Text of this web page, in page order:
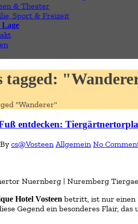
& Theater
Sport & Freizeit
tagged:
"Wanderer"
entdecken:
By cs@Vosteen Allgemein No
Nuernberg | Nuremberg
Hotel Vosteen betritt, ist nur einen
Gegend ein besonderes Flair,